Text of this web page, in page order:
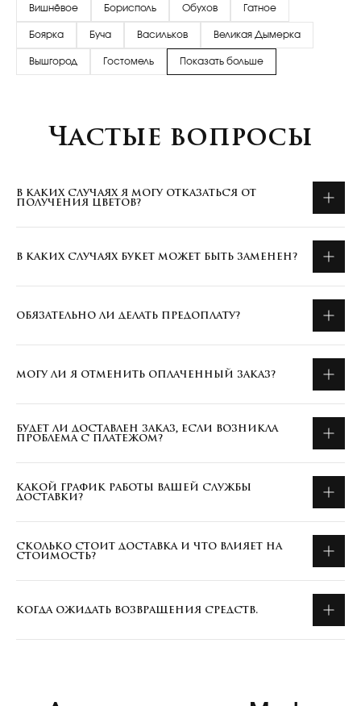
Вишнёвое Борисполь Обухов Гатное
Боярка Буча Васильков Великая Дымерка
Вышгород Гостомель Показать больше
Частые вопросы
В КАКИХ СЛУЧАЯХ Я МОГУ ОТКАЗАТЬСЯ ОТ
ПОЛУЧЕНИЯ ЦВЕТОВ?
В КАКИХ СЛУЧАЯХ БУКЕТ МОЖЕТ БЫТЬ ЗАМЕНЕН?
ОБЯЗАТЕЛЬНО ЛИ ДЕЛАТЬ ПРЕДОПЛАТУ?
МОГУ ЛИ Я ОТМЕНИТЬ ОПЛАЧЕННЫЙ ЗАКАЗ?
БУДЕТ ЛИ ДОСТАВЛЕН ЗАКАЗ, ЕСЛИ ВОЗНИКЛА
ПРОБЛЕМА С ПЛАТЕЖОМ?
КАКОЙ ГРАФИК РАБОТЫ ВАШЕЙ СЛУЖБЫ
ДОСТАВКИ?
СКОЛЬКО СТОИТ ДОСТАВКА И ЧТО ВЛИЯЕТ НА
СТОИМОСТЬ?
КОГДА ОЖИДАТЬ ВОЗВРАЩЕНИЯ СРЕДСТВ.